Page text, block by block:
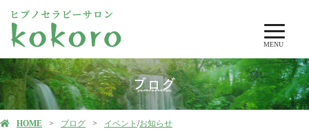
MENU
ブログ
HOME ブログ イベント /お知らせ